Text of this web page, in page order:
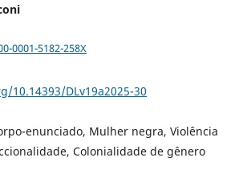
0001-5182-258X
10.14393/DLv19a2025-30
enunciado, Mulher negra, Violência
Colonialidade de gênero